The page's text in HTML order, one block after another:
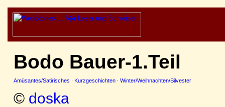
Bodo Bauer-1.Teil
Amüsantes/Satirisches · Kurzgeschichten · Winter/Weihnachten/Silvester
© doska